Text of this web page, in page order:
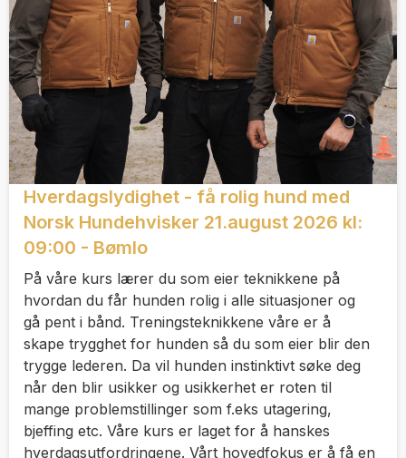
Hverdagslydighet - få rolig hund med
Norsk Hundehvisker 21.august 2026 kl:
09:00 - Bømlo
På våre kurs lærer du som eier teknikkene på
hvordan du får hunden rolig i alle situasjoner og
gå pent i bånd. Treningsteknikkene våre er å
skape trygghet for hunden så du som eier blir den
trygge lederen. Da vil hunden instinktivt søke deg
når den blir usikker og usikkerhet er roten til
mange problemstillinger som f.eks utagering,
bjeffing etc. Våre kurs er laget for å hanskes
hverdagsutfordringene. Vårt hovedfokus er å få en